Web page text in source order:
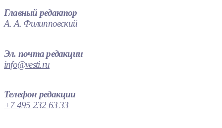
Главный редактор
А. А. Филипповский
Эл. почта редакции
info@vesti.ru
Телефон редакции
+7 495 232 63 33